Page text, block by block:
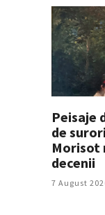
Peisaje
de
Morisot
decenii
7 August